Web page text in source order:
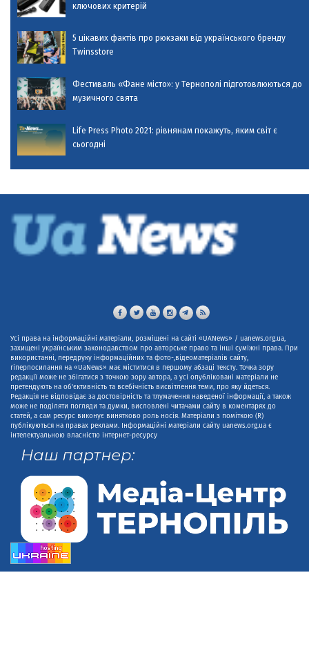
ключових критерій
5 цікавих фактів про рюкзаки від українського бренду
Twinsstore
Фестиваль «Фане місто»: у Тернополі підготовлюються до
музичного свята
Life Press Photo 2021: рівнянам покажуть, яким світ є
сьогодні
Усі права на інформаційні матеріали, розміщені на сайті «UANews» / uanews.org.ua,
захищені українським законодавством про авторське право та інші суміжні права. При
використанні, передруку інформаційних та фото-,відеоматеріалів сайту,
гіперпосилання на «UaNews» має міститися в першому абзаці тексту. Точка зору
редакції може не збігатися з точкою зору автора, а усі опубліковані матеріали не
претендують на об'єктивність та всебічність висвітлення теми, про яку йдеться.
Редакція не відповідає за достовірність та тлумачення наведеної інформації, а також
може не поділяти погляди та думки, висловлені читачами сайту в коментарях до
статей, а сам ресурс виконує винятково роль носія. Матеріали з поміткою (R)
публікуються на правах реклами. Інформаційні матеріали сайту uanews.org.ua є
інтелектуальною власністю інтернет-ресурсу